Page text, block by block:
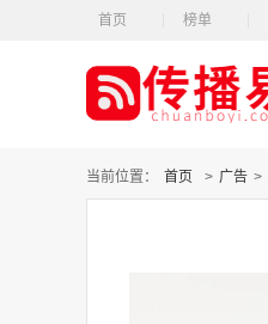
首页 榜单
当前位置： 首页 > 广告 >